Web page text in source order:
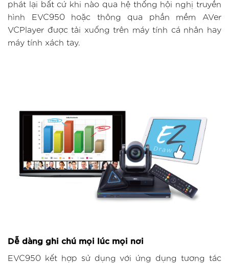
phát lại bất cứ khi nào qua hệ thống hội nghị truyền
hình EVC950 hoặc thông qua phần mềm AVer
VCPlayer được tải xuống trên máy tính cá nhân hay
máy tính xách tay.
Dễ dàng ghi chú mọi lúc mọi nơi
EVC950 kết hợp sử dụng với ứng dụng tương tác